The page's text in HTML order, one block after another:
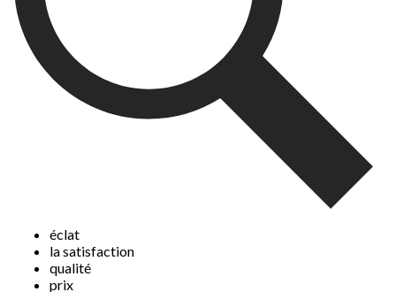
éclat
la satisfaction
qualité
prix